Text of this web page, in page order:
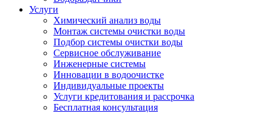
Услуги
Химический анализ воды
Монтаж системы очистки воды
Подбор системы очистки воды
Сервисное обслуживание
Инженерные системы
Инновации в водоочистке
Индивидуальные проекты
Услуги кредитования и рассрочка
Бесплатная консультация